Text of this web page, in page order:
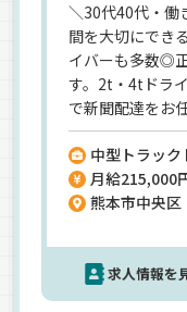
＼30代40代・働
間を大切にでき
イバーも多数◎
す。2t・4tドラ
で新聞配達をお
れやすい＆終わ
時間で働けるの
す＾＾《残業ほ
をたっぷり確保
安定。賞与年2
できますよ♪
中型トラック
月給215,000
熊本市中央区
求人情報を